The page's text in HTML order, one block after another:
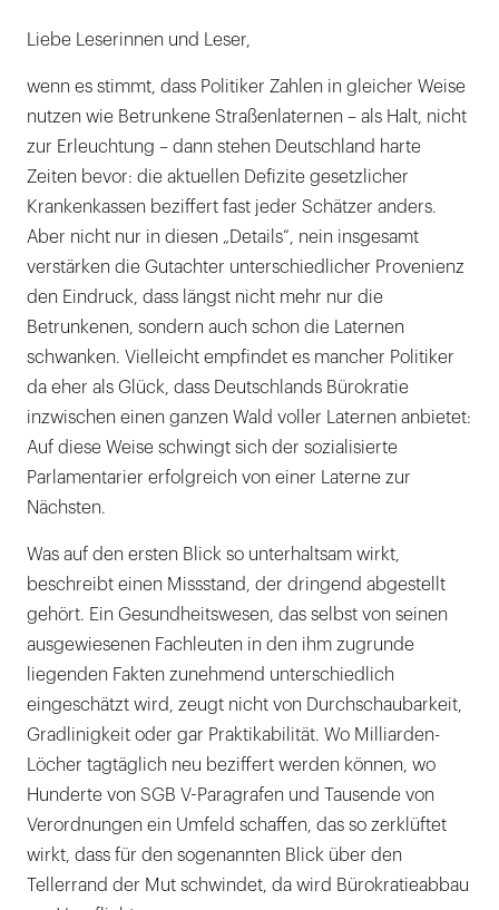
Liebe Leserinnen und Leser,
wenn es stimmt, dass Politiker Zahlen in gleicher Weise
nutzen wie Betrunkene Straßenlaternen – als Halt, nicht
zur Erleuchtung – dann stehen Deutschland harte
Zeiten bevor: die aktuellen Defizite gesetzlicher
Krankenkassen beziffert fast jeder Schätzer anders.
Aber nicht nur in diesen „Details“, nein insgesamt
verstärken die Gutachter unterschiedlicher Provenienz
den Eindruck, dass längst nicht mehr nur die
Betrunkenen, sondern auch schon die Laternen
schwanken. Vielleicht empfindet es mancher Politiker
da eher als Glück, dass Deutschlands Bürokratie
inzwischen einen ganzen Wald voller Laternen anbietet:
Auf diese Weise schwingt sich der sozialisierte
Parlamentarier erfolgreich von einer Laterne zur
Nächsten.
Was auf den ersten Blick so unterhaltsam wirkt,
beschreibt einen Missstand, der dringend abgestellt
gehört. Ein Gesundheitswesen, das selbst von seinen
ausgewiesenen Fachleuten in den ihm zugrunde
liegenden Fakten zunehmend unterschiedlich
eingeschätzt wird, zeugt nicht von Durchschaubarkeit,
Gradlinigkeit oder gar Praktikabilität. Wo Milliarden-
Löcher tagtäglich neu beziffert werden können, wo
Hunderte von SGB V-Paragrafen und Tausende von
Verordnungen ein Umfeld schaffen, das so zerklüftet
wirkt, dass für den sogenannten Blick über den
Tellerrand der Mut schwindet, da wird Bürokratieabbau